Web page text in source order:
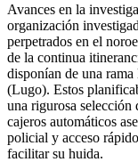
Avances en la
organización
perpetrados en el
de la continua
disponían de una
(Lugo). Estos
una rigurosa selección
cajeros automáticos
policial y acceso
facilitar su huida.